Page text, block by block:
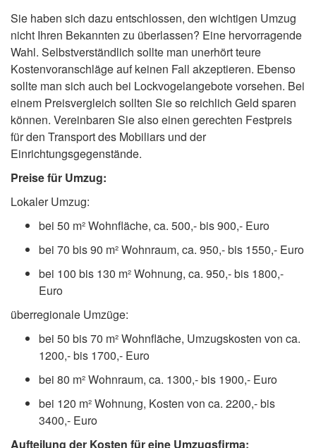
Sie haben sich dazu entschlossen, den wichtigen Umzug
nicht Ihren Bekannten zu überlassen? Eine hervorragende
Wahl. Selbstverständlich sollte man unerhört teure
Kostenvoranschläge auf keinen Fall akzeptieren. Ebenso
sollte man sich auch bei Lockvogelangebote vorsehen. Bei
einem Preisvergleich sollten Sie so reichlich Geld sparen
können. Vereinbaren Sie also einen gerechten Festpreis
für den Transport des Mobiliars und der
Einrichtungsgegenstände.
Preise für Umzug:
Lokaler Umzug:
bei 50 m² Wohnfläche, ca. 500,- bis 900,- Euro
bei 70 bis 90 m² Wohnraum, ca. 950,- bis 1550,- Euro
bei 100 bis 130 m² Wohnung, ca. 950,- bis 1800,-
Euro
überregionale Umzüge:
bei 50 bis 70 m² Wohnfläche, Umzugskosten von ca.
1200,- bis 1700,- Euro
bei 80 m² Wohnraum, ca. 1300,- bis 1900,- Euro
bei 120 m² Wohnung, Kosten von ca. 2200,- bis
3400,- Euro
Aufteilung der Kosten für eine Umzugsfirma: